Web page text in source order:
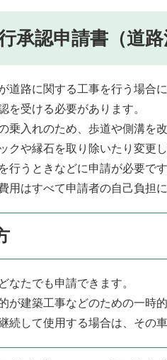
承認申請書（道路
道路に関する工事を行う場合
を受ける必要があります。
乗入れのため、歩道や側溝を
クや縁石を取り除いたり変更
行うときなどに申請が必要です
はすべて申請者の自己負担に
たでも申請できます。
が建築工事などのための一時
続して使用する場合は、その